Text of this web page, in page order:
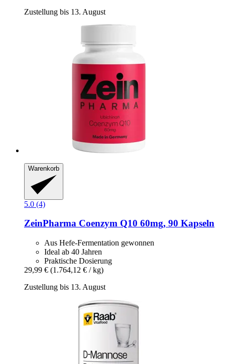
Zustellung bis 13. August
Warenkorb
5.0 (4)
ZeinPharma Coenzym Q10 60mg, 90 Kapseln
Aus Hefe-Fermentation gewonnen
Ideal ab 40 Jahren
Praktische Dosierung
29,99 € (1.764,12 € / kg)
Zustellung bis 13. August